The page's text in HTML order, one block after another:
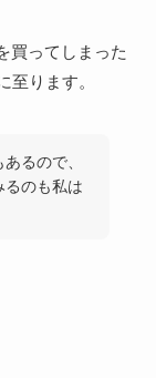
買ってしまった
至ります。
るので、
るのも私は